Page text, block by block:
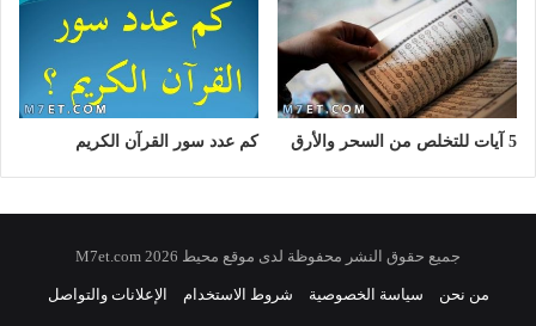
5 آيات للتخلص من السحر والأرق كم عدد سور القرآن الكريم
جميع حقوق النشر محفوظة لدى موقع محيط 2026 M7et.com
من نحن سياسة الخصوصية شروط الاستخدام الإعلانات والتواصل